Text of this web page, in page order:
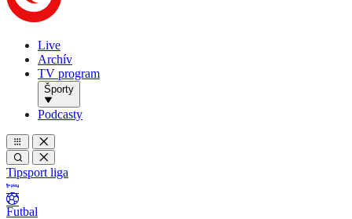
Live
Archív
TV program
Športy
Podcasty
Tipsport liga
Futbal